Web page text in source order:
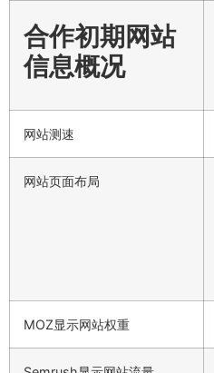
合作初期网站
信息概况
网站测速
网站页面布局
MOZ显示网站权重